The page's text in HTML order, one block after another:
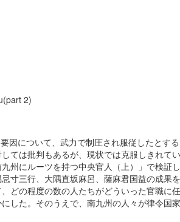
2)
因について、武力で制圧され服従したとする
ては批判もあるが、現状では克服しきれてい
州にルーツを持つ中央官人（上）」で検証
寸三行、大隅直坂麻呂、薩麻君国益の成果を
どの程度の数の人たちがどういった官職に任
した。そのうえで、南九州の人々が律令国家